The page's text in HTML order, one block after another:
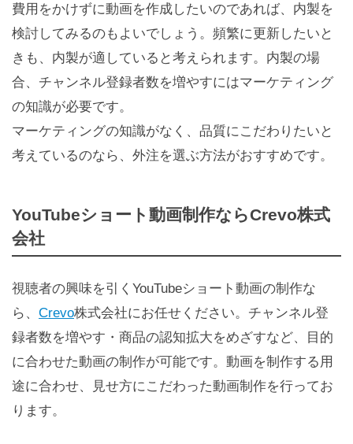
費用をかけずに動画を作成したいのであれば、内製を
検討してみるのもよいでしょう。頻繁に更新したいと
きも、内製が適していると考えられます。内製の場
合、チャンネル登録者数を増やすにはマーケティング
の知識が必要です。
マーケティングの知識がなく、品質にこだわりたいと
考えているのなら、外注を選ぶ方法がおすすめです。
YouTubeショート動画制作ならCrevo株式
会社
視聴者の興味を引くYouTubeショート動画の制作な
ら、 Crevo株式会社にお任せください。チャンネル登
録者数を増やす・商品の認知拡大をめざすなど、目的
に合わせた動画の制作が可能です。動画を制作する用
途に合わせ、見せ方にこだわった動画制作を行ってお
ります。